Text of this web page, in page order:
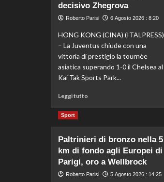
decisivo Zhegrova
Roberto Parisi 6 Agosto 2026 : 8:20
HONG KONG (CINA) (ITALPRESS)
– La Juventus chiude con una
vittoria di prestigio la tournèe
asiatica superando 1-0 il Chelsea al
Kai Tak Sports Park...
Leggi tuttoLeggi
Juventus
piega
il
a
Sport
Paltrinieri di bronzo nella 5
km di fondo agli Europei di
Parigi, oro a Wellbrock
Roberto Parisi 5 Agosto 2026 : 14:25